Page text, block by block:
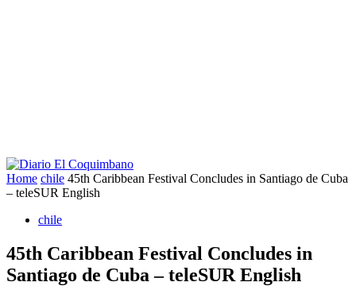
Home chile 45th Caribbean Festival Concludes in Santiago de Cuba
– teleSUR English
chile
45th Caribbean Festival Concludes in
Santiago de Cuba – teleSUR English